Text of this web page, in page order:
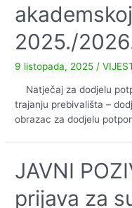
MALOM”
DJECU
PRIRODU
2025./
9 listopada, 2025 /
Natječaj za dodjelu
trajanju prebivališta –
obrazac za dodjelu
JAVNI
prijava za